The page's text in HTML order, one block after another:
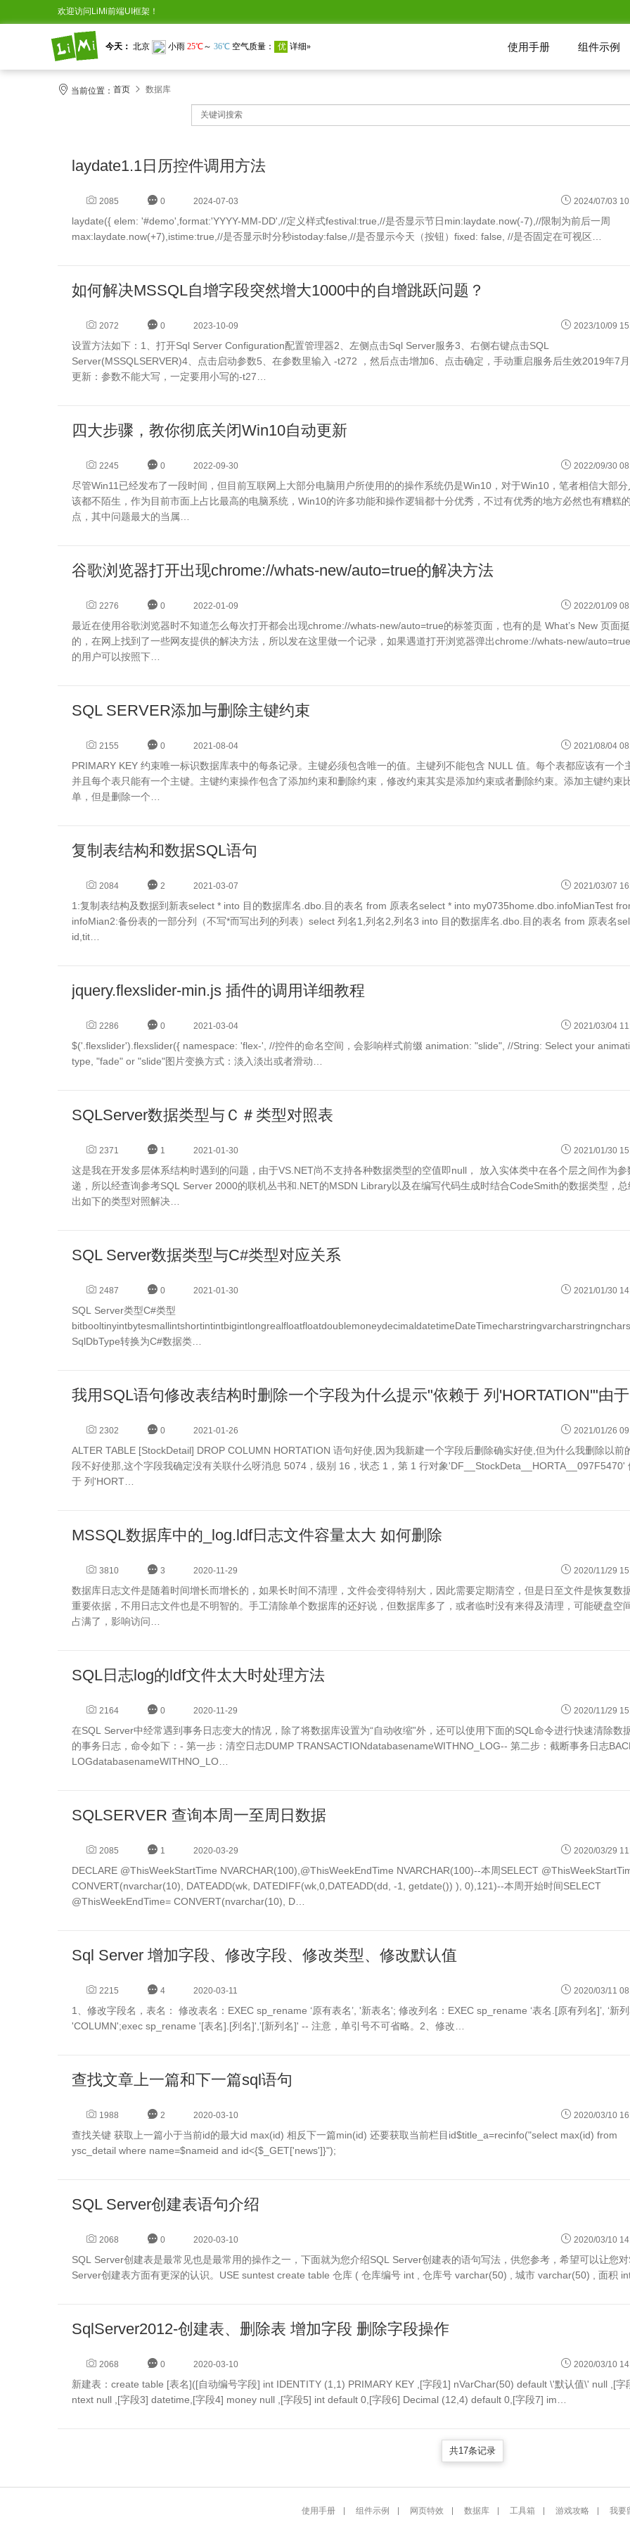
欢迎访问LiMi前端UI框架！
使用手册 组件示例
当前位置： 首页 数据库
laydate1.1日历控件调用方法
2085 0 2024-07-03 2024/07/03
laydate({ elem: '#demo',format:'YYYY-MM-DD',//定义样式festival:true,//是否显示节日min:laydate.now(-7),//限制为前后一周
max:laydate.now(+7),istime:true,//是否显示时分秒istoday:false,//是否显示今天（按钮）fixed: false, //是否固定在可视区…
如何解决MSSQL自增字段突然增大1000中的自增跳跃问题？
2072 0 2023-10-09 2023/10/09
设置方法如下：1、打开Sql Server Configuration配置管理器2、左侧点击Sql Server服务3、右侧右键点击SQL
Server(MSSQLSERVER)4、点击启动参数5、在参数里输入 -t272 ，然后点击增加6、点击确定，手动重启服务后生效2019年7
更新：参数不能大写，一定要用小写的-t27…
四大步骤，教你彻底关闭Win10自动更新
2245 0 2022-09-30 2022/09/30
尽管Win11已经发布了一段时间，但目前互联网上大部分电脑用户所使用的的操作系统仍是Win10，对于Win10，笔者相信大部分
该都不陌生，作为目前市面上占比最高的电脑系统，Win10的许多功能和操作逻辑都十分优秀，不过有优秀的地方必然也有糟糕
点，其中问题最大的当属…
谷歌浏览器打开出现chrome://whats-new/auto=true的解决方法
2276 0 2022-01-09 2022/01/09
最近在使用谷歌浏览器时不知道怎么每次打开都会出现chrome://whats-new/auto=true的标签页面，也有的是 What’s New 页面
的，在网上找到了一些网友提供的解决方法，所以发在这里做一个记录，如果遇道打开浏览器弹出chrome://whats-new/
的用户可以按照下…
SQL SERVER添加与删除主键约束
2155 0 2021-08-04 2021/08/04
PRIMARY KEY 约束唯一标识数据库表中的每条记录。主键必须包含唯一的值。主键列不能包含 NULL 值。每个表都应该有一个
并且每个表只能有一个主键。主键约束操作包含了添加约束和删除约束，修改约束其实是添加约束或者删除约束。添加主键约束
单，但是删除一个…
复制表结构和数据SQL语句
2084 2 2021-03-07 2021/03/07
1:复制表结构及数据到新表select * into 目的数据库名.dbo.目的表名 from 原表名select * into my0735home.dbo.infoMianTest
infoMian2:备份表的一部分列（不写*而写出列的列表）select 列名1,列名2,列名3 into 目的数据库名.dbo.目的表名 from 原表名
id,tit…
jquery.flexslider-min.js 插件的调用详细教程
2286 0 2021-03-04 2021/03/04
$('.flexslider').flexslider({ namespace: 'flex-', //控件的命名空间，会影响样式前缀 animation: "slide", //String: Select your animation
type, "fade" or "slide"图片变换方式：淡入淡出或者滑动…
SQLServer数据类型与Ｃ＃类型对照表
2371 1 2021-01-30 2021/01/30
这是我在开发多层体系结构时遇到的问题，由于VS.NET尚不支持各种数据类型的空值即null， 放入实体类中在各个层之间作为参
递，所以经查询参考SQL Server 2000的联机丛书和.NET的MSDN Library以及在编写代码生成时结合CodeSmith的数据类型，总
出如下的类型对照解决…
SQL Server数据类型与C#类型对应关系
2487 0 2021-01-30 2021/01/30
SQL Server类型C#类型
SqlDbType转换为C#数据类…
2302 0 2021-01-26 2021/01/26
ALTER TABLE [StockDetail] DROP COLUMN HORTATION 语句好使,因为我新建一个字段后删除确实好使,但为什么我删除以前
段不好使那,这个字段我确定没有关联什么呀消息 5074，级别 16，状态 1，第 1 行对象'DF__StockDeta__HORTA__097F5470'
于 列'HORT…
MSSQL数据库中的_log.ldf日志文件容量太大 如何删除
3810 3 2020-11-29 2020/11/29
数据库日志文件是随着时间增长而增长的，如果长时间不清理，文件会变得特别大，因此需要定期清空，但是日至文件是恢复数
重要依据，不用日志文件也是不明智的。手工清除单个数据库的还好说，但数据库多了，或者临时没有来得及清理，可能硬盘空
占满了，影响访问…
SQL日志log的ldf文件太大时处理方法
2164 0 2020-11-29 2020/11/29
在SQL Server中经常遇到事务日志变大的情况，除了将数据库设置为“自动收缩”外，还可以使用下面的SQL命令进行快速清除数
的事务日志，命令如下：- 第一步：清空日志DUMP TRANSACTIONdatabasenameWITHNO_LOG-- 第二步：截断事务日志
LOGdatabasenameWITHNO_LO…
SQLSERVER 查询本周一至周日数据
2085 1 2020-03-29 2020/03/29
DECLARE @ThisWeekStartTime NVARCHAR(100),@ThisWeekEndTime NVARCHAR(100)--本周SELECT
CONVERT(nvarchar(10), DATEADD(wk, DATEDIFF(wk,0,DATEADD(dd, -1, getdate()) ), 0),121)--本周开始时间SELECT
@ThisWeekEndTime= CONVERT(nvarchar(10), D…
Sql Server 增加字段、修改字段、修改类型、修改默认值
2215 4 2020-03-11 2020/03/11
1、修改字段名，表名： 修改表名：EXEC sp_rename ‘原有表名’, '新表名'; 修改列名：EXEC sp_rename ‘表名.[原有列名]’, ‘新列名' ,
'COLUMN';exec sp_rename '[表名].[列名]','[新列名]' -- 注意，单引号不可省略。2、修改…
查找文章上一篇和下一篇sql语句
1988 2 2020-03-10 2020/03/10
查找关键 获取上一篇小于当前id的最大id max(id) 相反下一篇min(id) 还要获取当前栏目id$title_a=recinfo("select max(id) from
ysc_detail where name=$nameid and id<{$_GET['news']}");
SQL Server创建表语句介绍
2068 0 2020-03-10 2020/03/10
SQL Server创建表是最常见也是最常用的操作之一，下面就为您介绍SQL Server创建表的语句写法，供您参考，希望可以让您对
Server创建表方面有更深的认识。USE suntest create table 仓库 ( 仓库编号 int , 仓库号
SqlServer2012-创建表、删除表 增加字段 删除字段操作
2068 0 2020-03-10 2020/03/10
新建表：create table [表名]([自动编号字段] int IDENTITY (1,1) PRIMARY KEY ,[字段1] nVarChar(50) default \'默认值\' null ,[字
ntext null ,[字段3] datetime,[字段4] money null ,[字段5] int default 0,[字段6] Decimal (12,4) default 0,[字段7] im…
共17条记录
使用手册 组件示例 网页特效 数据库 工具箱 游戏攻略 我要